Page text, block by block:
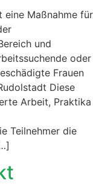
eine Maßnahme für
und
oder
Frauen
Diese
Arbeit, Praktika
Teilnehmer die